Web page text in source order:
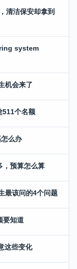
清洁保安却拿到
system
机会来了
511个名额
么办
，预算怎么算
最该问的4个问题
要知道
这些变化